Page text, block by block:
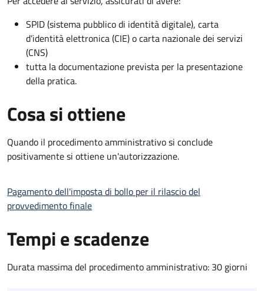
SPID (sistema pubblico di identità digitale), carta
d’identità elettronica (CIE) o carta nazionale dei servizi
(CNS)
tutta la documentazione prevista per la presentazione
della pratica.
Cosa si ottiene
Quando il procedimento amministrativo si conclude
positivamente si ottiene un'autorizzazione.
Pagamento dell'imposta di bollo per il rilascio del
provvedimento finale
Tempi e scadenze
Durata massima del procedimento amministrativo: 30 giorni